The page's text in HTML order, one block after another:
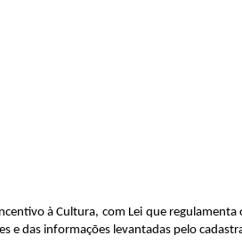
à Cultura, com Lei que
das informações levantadas pelo